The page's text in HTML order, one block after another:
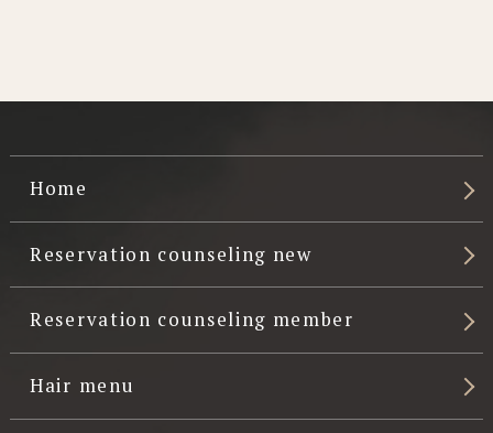
Home
Reservation counseling new
Reservation counseling member
Hair menu